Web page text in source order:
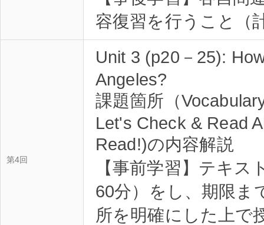
容復習を行うこと（
第4回
Unit 3 (p20－25):
Angeles?
課題箇所（
Let's Check & Read
Read!)の内容解説
【事前学習】テキ
60分）をし、期限ま
所を明確にした上で